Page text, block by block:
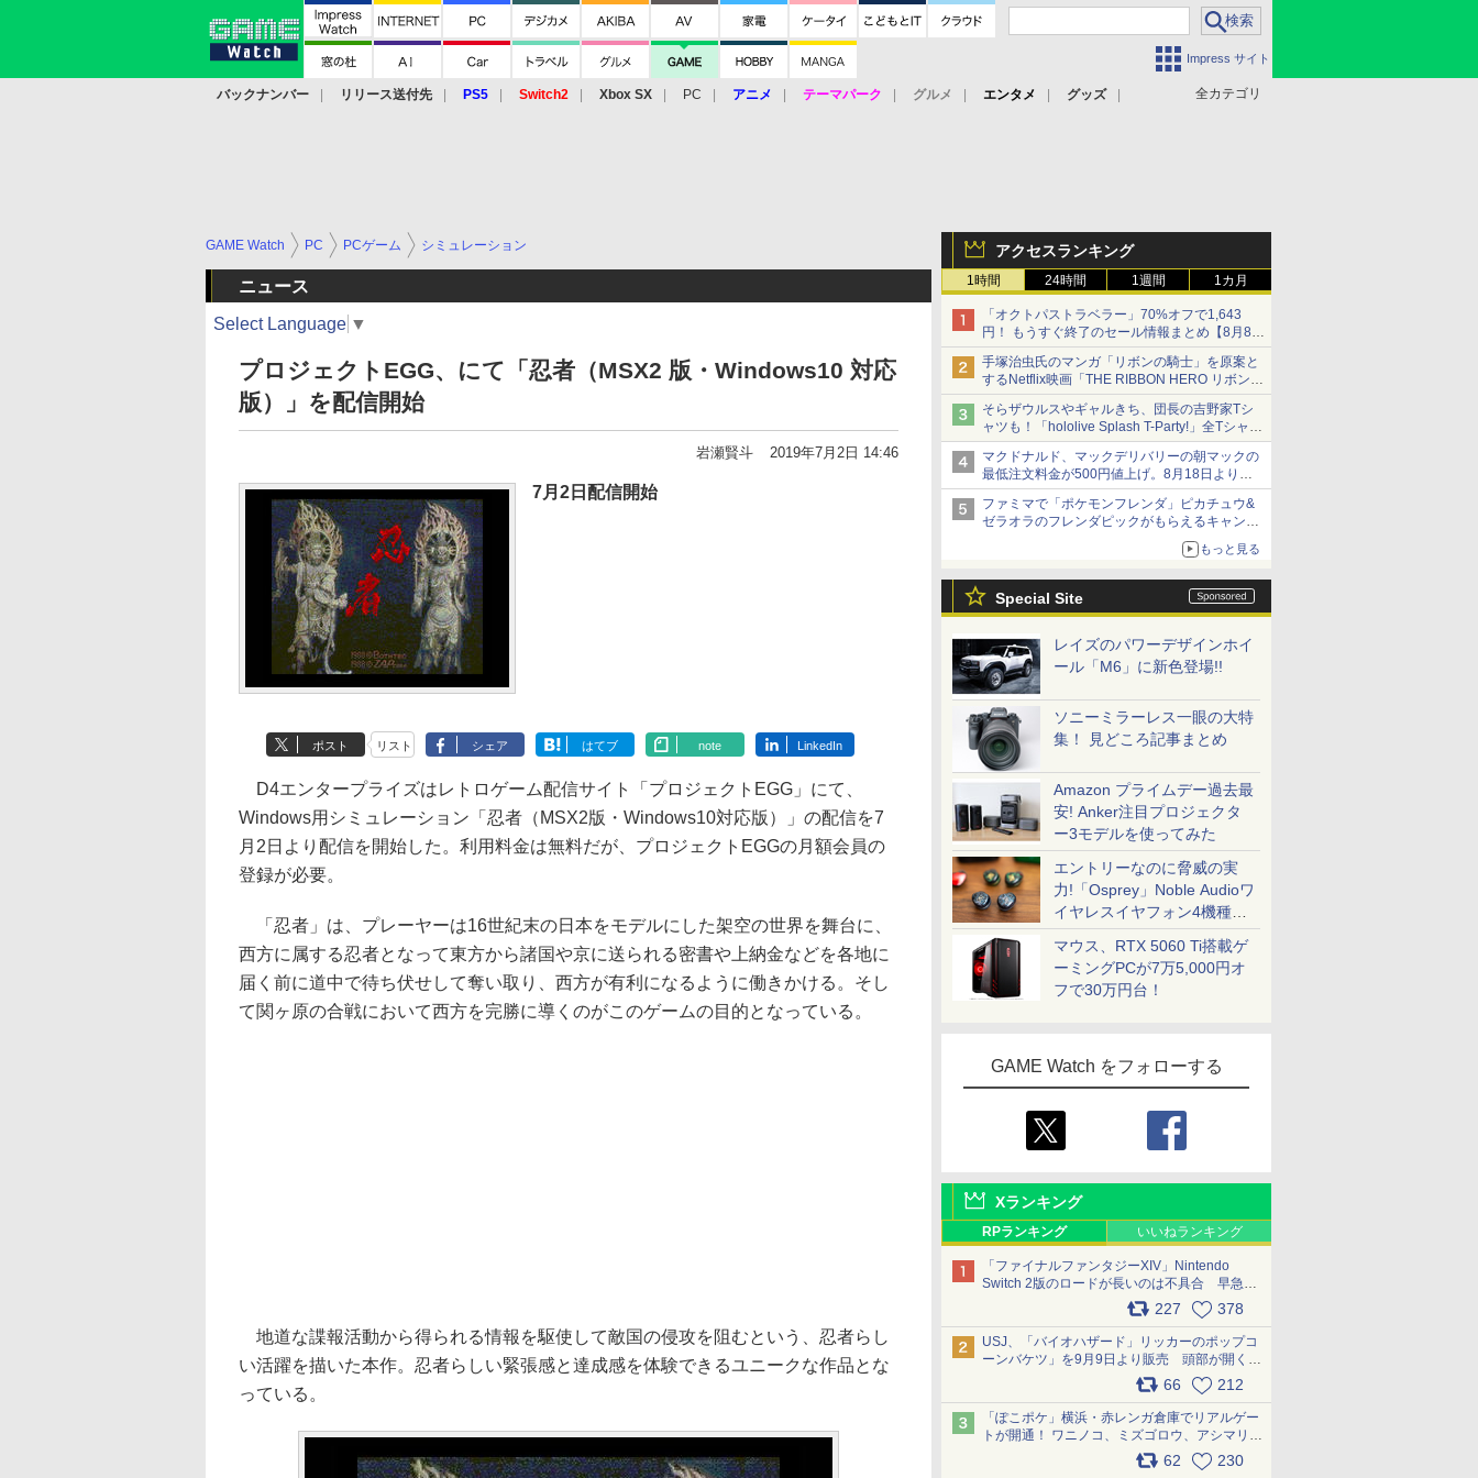
Impress サイト
全カテゴリ
バックナンバー リリース送付先 PS5 Switch2 Xbox SX PC アニメ テーマパーク グルメ エンタメ
グッズ
アクセスランキング
1時間 24時間 1週間 1カ月
「オクトパストラベラー」70%オフで1,643
円！ もうすぐ終了のセール情報まとめ【8月8日
更新】
ニンテンドーeショップでは「大神 絶景版」が
67%オフで990円
手塚治虫氏のマンガ「リボンの騎士」を原案と
するNetflix映画「THE RIBBON HERO リボンヒ
ーロー」本日配信開始
そらザウルスやギャルきち、団長の吉野家Tシ
ャツも！「hololive Splash T-Party!」全Tシャツ
ラインナップ公開＆オンライン販売開始
マクドナルド、マックデリバリーの朝マックの
最低注文料金が500円値上げ。8月18日より
1,500円から受付
ファミマで「ポケモンフレンダ」ピカチュウ&
ゼラオラのフレンダピックがもらえるキャンペ
もっと見る
Special Site
レイズのパワーデザインホイ
ール「M6」に新色登場!!
ソニーミラーレス一眼の大特
集！ 見どころ記事まとめ
Amazon プライムデー過去最
安! Anker注目プロジェクタ
ー3モデルを使ってみた
エントリーなのに脅威の実
力!「Osprey」Noble Audioワ
イヤレスイヤフォン4機種を
一気に聴く
マウス、RTX 5060 Ti搭載ゲ
ーミングPCが7万5,000円オ
フで30万円台！
GAME Watch をフォローする
Xランキング
RPランキング いいねランキング
「ファイナルファンタジーXIV」Nintendo
Switch 2版のロードが長いのは不具合 早急に
アップデートできるよう対応中227 378
USJ、「バイオハザード」リッカーのポップコ
ーンバケツ」を9月9日より販売 頭部が開く仕
組み。味は恐怖を堪のう「味噌フレーバー」
66 212
「ぽこポケ」横浜・赤レンガ倉庫でリアルゲー
トが開通！ ワニノコ、ミズゴロウ、アシマリ登
場シーンをレポート pic.x.com/LDgEByVl6D
62 230
GAME Watch PC PCゲーム シミュレーション
ニュース
Select Language ▼
プロジェクトEGG、にて「忍者（MSX2 版・Windows10 対応
版）」を配信開始
岩瀬賢斗 2019年7月2日 14:46
7月2日配信開始
ポスト リスト シェア はてブ note LinkedIn
D4エンタープライズはレトロゲーム配信サイト「プロジェクトEGG」にて、
Windows用シミュレーション「忍者（MSX2版・Windows10対応版）」の配信を7
月2日より配信を開始した。利用料金は無料だが、プロジェクトEGGの月額会員の
登録が必要。
「忍者」は、プレーヤーは16世紀末の日本をモデルにした架空の世界を舞台に、
西方に属する忍者となって東方から諸国や京に送られる密書や上納金などを各地に
届く前に道中で待ち伏せして奪い取り、西方が有利になるように働きかける。そし
て関ヶ原の合戦において西方を完勝に導くのがこのゲームの目的となっている。
地道な諜報活動から得られる情報を駆使して敵国の侵攻を阻むという、忍者らし
い活躍を描いた本作。忍者らしい緊張感と達成感を体験できるユニークな作品とな
っている。